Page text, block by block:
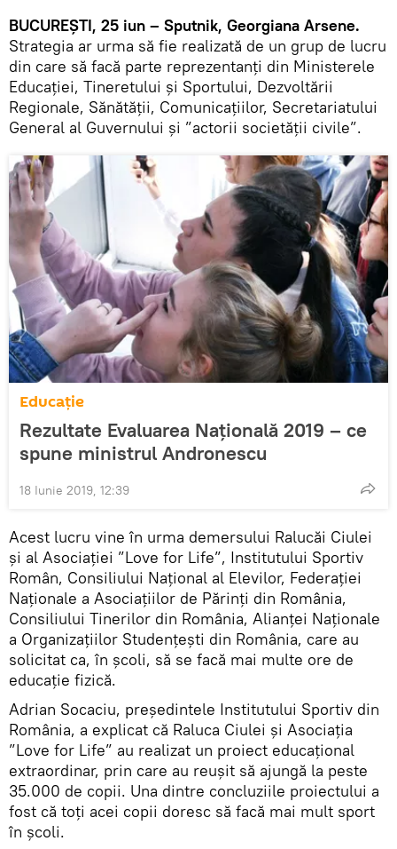
BUCUREȘTI, 25 iun – Sputnik, Georgiana Arsene.
Strategia ar urma să fie realizată de un grup de lucru
din care să facă parte reprezentanți din Ministerele
Educației, Tineretului și Sportului, Dezvoltării
Regionale, Sănătății, Comunicațiilor, Secretariatului
General al Guvernului și ”actorii societății civile”.
Educație
Rezultate Evaluarea Națională 2019 – ce
spune ministrul Andronescu
18 Iunie 2019, 12:39
Acest lucru vine în urma demersului Ralucăi Ciulei
și al Asociației ”Love for Life”, Institutului Sportiv
Român, Consiliului Național al Elevilor, Federației
Naționale a Asociațiilor de Părinți din România,
Consiliului Tinerilor din România, Alianței Naționale
a Organizațiilor Studențești din România, care au
solicitat ca, în școli, să se facă mai multe ore de
educație fizică.
Adrian Socaciu, președintele Institutului Sportiv din
România, a explicat că Raluca Ciulei şi Asociaţia
”Love for Life” au realizat un proiect educaţional
extraordinar, prin care au reuşit să ajungă la peste
35.000 de copii. Una dintre concluziile proiectului a
fost că toţi acei copii doresc să facă mai mult sport
în şcoli.